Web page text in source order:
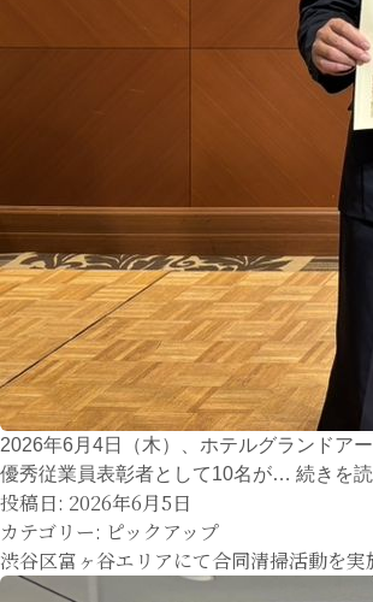
2026年6月4日（木）、ホテルグランドア
優秀従業員表彰者として10名が… 続きを
投稿日: 2026年6月5日
カテゴリー: ピックアップ
渋谷区富ヶ谷エリアにて合同清掃活動を実